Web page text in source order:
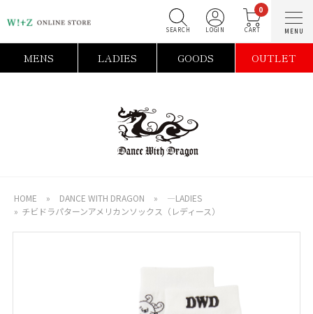
0
MENS LADIES GOODS OUTLET
HOME » DANCE WITH DRAGON »
―LADIES
» チビドラパターンアメリカンソックス（レディース）